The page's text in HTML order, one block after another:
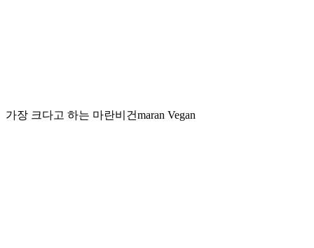
가장 크다고 하는 마란비건maran Vegan